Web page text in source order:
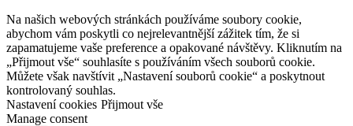
Na našich webových stránkách používáme soubory cookie,
abychom vám poskytli co nejrelevantnější zážitek tím, že si
zapamatujeme vaše preference a opakované návštěvy. Kliknutím na
„Přijmout vše“ souhlasíte s používáním všech souborů cookie.
Můžete však navštívit „Nastavení souborů cookie“ a poskytnout
kontrolovaný souhlas.
Nastavení cookies Přijmout vše
Manage consent